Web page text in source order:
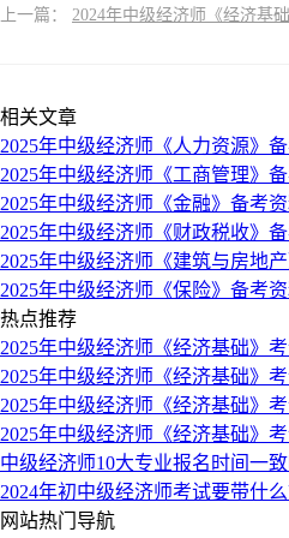
上一篇： 2024年中级经济师《经济基础知识》考试理
相关文章
2025年中级经济师《人力资源》
2025年中级经济师《工商管理》
2025年中级经济师《金融》备考
2025年中级经济师《财政税收》
2025年中级经济师《建筑与房地
2025年中级经济师《保险》备考
热点推荐
2025年中级经济师《经济基础》
2025年中级经济师《经济基础》
2025年中级经济师《经济基础》
2025年中级经济师《经济基础》
中级经济师10大专业报名时间一
2024年初中级经济师考试要带什么
网站热门导航